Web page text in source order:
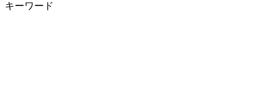
キーワード